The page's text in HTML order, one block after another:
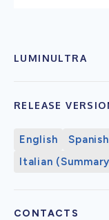
LUMINULTRA
RELEASE
English
Italian
CONTACTS